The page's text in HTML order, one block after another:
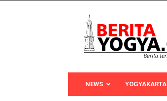
Yogya
NEWS YOGYAKARTA